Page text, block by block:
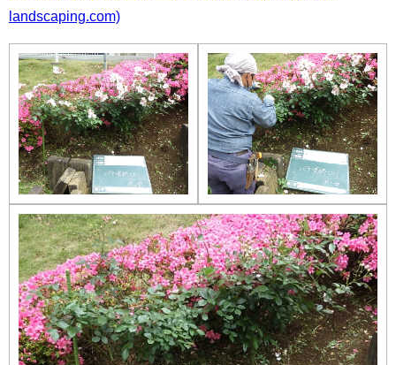
landscaping.com)